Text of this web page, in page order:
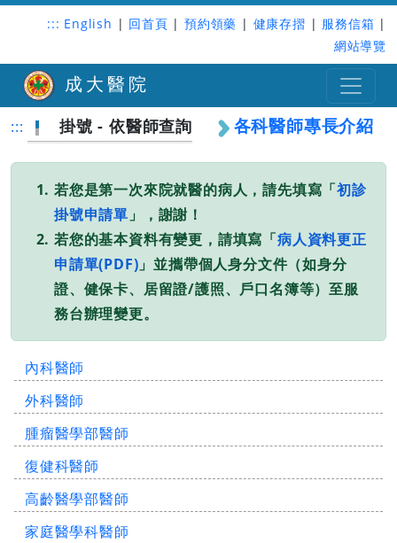
::: English | 回首頁 | 預約領藥 | 健康存摺 | 服務信箱 |
網站導覽
成大醫院
::: 掛號 - 依醫師查詢 各科醫師專長介紹
若您是第一次來院就醫的病人，請先填寫「初診
掛號申請單 」，謝謝！
若您的基本資料有變更，請填寫「病人資料更正
申請單(PDF) 」並攜帶個人身分文件（如身分
證、健保卡、居留證/護照、戶口名簿等）至服
務台辦理變更。
內科醫師
外科醫師
腫瘤醫學部醫師
復健科醫師
高齡醫學部醫師
家庭醫學科醫師